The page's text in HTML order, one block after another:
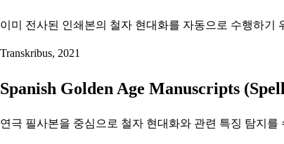
이미 전사된 인쇄본의 철자 현대화를 자동으로 수행하기
Transkribus, 2021
Spanish Golden Age Manuscripts
연극 필사본을 중심으로 철자 현대화와 관련 특징 탐지를